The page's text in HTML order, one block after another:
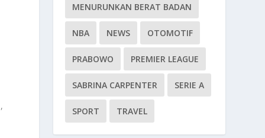
MENURUNKAN BERAT BADAN
NBA NEWS OTOMOTIF
PRABOWO PREMIER LEAGUE
SABRINA CARPENTER SERIE A
SPORT TRAVEL